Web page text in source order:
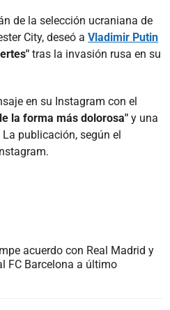
de la selección ucraniana de
City, deseó a Vladimir Putin
tras la invasión rusa en su
en su Instagram con el
la forma más dolorosa" y una
publicación, según el
acuerdo con Real Madrid y
FC Barcelona a último